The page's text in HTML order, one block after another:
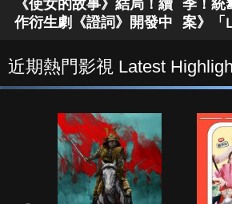
《使女的故事》結局！續
作衍生劇《證詞》開發中
季！統
案》「
近期熱門影視 Latest